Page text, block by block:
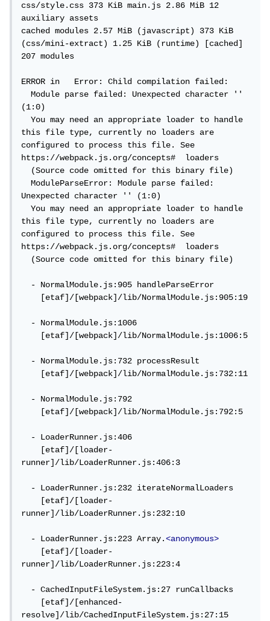
css/style.css 373 KiB main.js 2.86 MiB 12
auxiliary assets
cached modules 2.57 MiB (javascript) 373 KiB
(css/mini-extract) 1.25 KiB (runtime) [cached]
207 modules
ERROR in   Error: Child compilation failed:
Module parse failed: Unexpected character ''
(1:0)
You may need an appropriate loader to handle
this file type, currently no loaders are
configured to process this file. See
https://webpack.js.org/concepts#  loaders
(Source code omitted for this binary file)
ModuleParseError: Module parse failed:
Unexpected character '' (1:0)
You may need an appropriate loader to handle
this file type, currently no loaders are
configured to process this file. See
https://webpack.js.org/concepts#  loaders
(Source code omitted for this binary file)
- NormalModule.js:905 handleParseError
[etaf]/[webpack]/lib/NormalModule.js:905:19
- NormalModule.js:1006
[etaf]/[webpack]/lib/NormalModule.js:1006:5
- NormalModule.js:732 processResult
[etaf]/[webpack]/lib/NormalModule.js:732:11
- NormalModule.js:792
[etaf]/[webpack]/lib/NormalModule.js:792:5
- LoaderRunner.js:406
[etaf]/[loader-
runner]/lib/LoaderRunner.js:406:3
- LoaderRunner.js:232 iterateNormalLoaders
[etaf]/[loader-
runner]/lib/LoaderRunner.js:232:10
- LoaderRunner.js:223 Array.<anonymous>
[etaf]/[loader-
runner]/lib/LoaderRunner.js:223:4
- CachedInputFileSystem.js:27 runCallbacks
[etaf]/[enhanced-
resolve]/lib/CachedInputFileSystem.js:27:15